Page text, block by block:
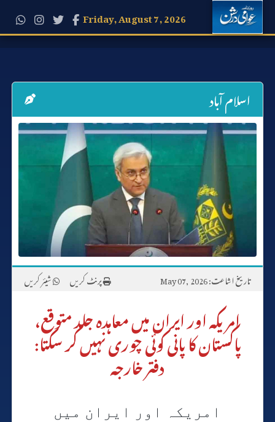
Friday, August 7, 2026
اسلام آباد
تاریخ اشاعت: May 07, 2026 پرنٹ کریں شیئر کریں
امریکہ اور ایران میں معاہدہ جلد متوقع،
پاکستان کا پانی کوئی چوری نہیں کر سکتا:
دفتر خارجہ
امریکہ اور ایران میں